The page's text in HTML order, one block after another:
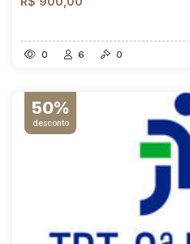
0 6 0
50%
desconto